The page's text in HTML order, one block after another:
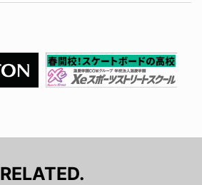
RELATED.